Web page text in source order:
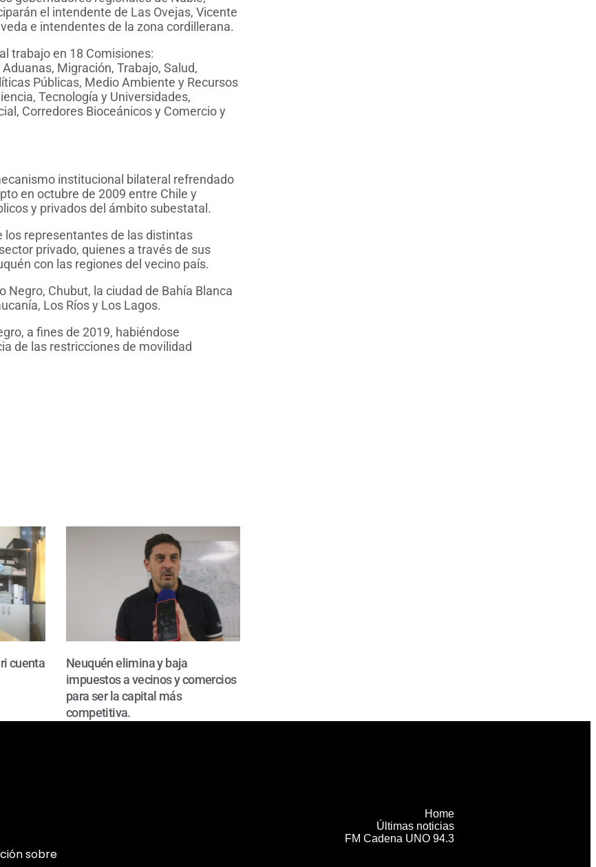
el intendente de Las Ovejas, Vicente
e intendentes de la zona cordillerana.
trabajo en 18 Comisiones:
Migración, Trabajo, Salud,
Públicas, Medio Ambiente y Recursos
Tecnología y Universidades,
Corredores Bioceánicos y Comercio y
institucional bilateral refrendado
en octubre de 2009 entre Chile y
y privados del ámbito subestatal.
los representantes de las distintas
privado, quienes a través de sus
con las regiones del vecino país.
Chubut, la ciudad de Bahía Blanca
Los Ríos y Los Lagos.
a fines de 2019, habiéndose
de las restricciones de movilidad
cuenta
Neuquén elimina y baja
impuestos a vecinos y comercios
para ser la capital más
competitiva.
sobre
Home
Últimas noticias
FM Cadena UNO 94.3